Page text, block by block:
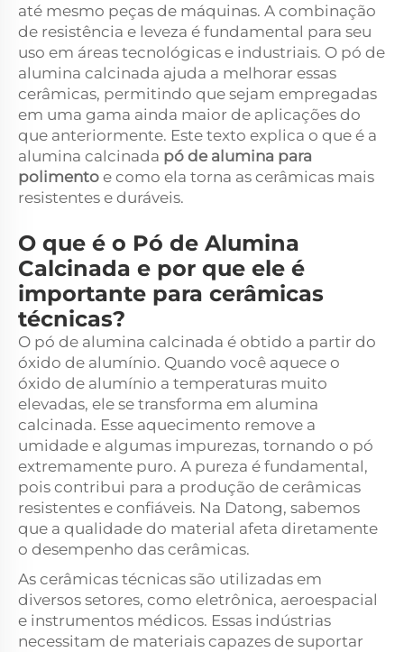
até mesmo peças de máquinas. A combinação
de resistência e leveza é fundamental para seu
uso em áreas tecnológicas e industriais. O pó de
alumina calcinada ajuda a melhorar essas
cerâmicas, permitindo que sejam empregadas
em uma gama ainda maior de aplicações do
que anteriormente. Este texto explica o que é a
alumina calcinada pó de alumina para
polimento e como ela torna as cerâmicas mais
resistentes e duráveis.
O que é o Pó de Alumina
Calcinada e por que ele é
importante para cerâmicas
técnicas?
O pó de alumina calcinada é obtido a partir do
óxido de alumínio. Quando você aquece o
óxido de alumínio a temperaturas muito
elevadas, ele se transforma em alumina
calcinada. Esse aquecimento remove a
umidade e algumas impurezas, tornando o pó
extremamente puro. A pureza é fundamental,
pois contribui para a produção de cerâmicas
resistentes e confiáveis. Na Datong, sabemos
que a qualidade do material afeta diretamente
o desempenho das cerâmicas.
As cerâmicas técnicas são utilizadas em
diversos setores, como eletrônica, aeroespacial
e instrumentos médicos. Essas indústrias
necessitam de materiais capazes de suportar